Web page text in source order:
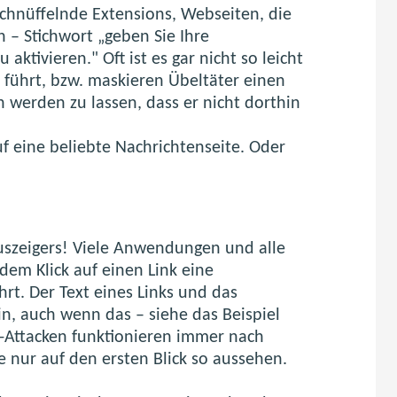
Extensions, Webseiten, die
– Stichwort „geben Sie Ihre
aktivieren." Oft ist es gar nicht so leicht
bzw. maskieren Übeltäter einen
werden zu lassen, dass er nicht dorthin
eine beliebte Nachrichtenseite. Oder
Viele Anwendungen und alle
Klick auf einen Link eine
Der Text eines Links und das
auch wenn das – siehe das Beispiel
funktionieren immer nach
nur auf den ersten Blick so aussehen.